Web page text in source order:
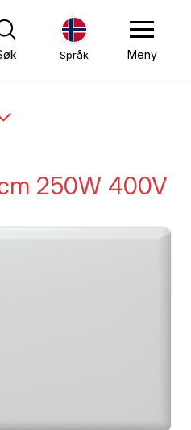
Språk Meny
250W 400V